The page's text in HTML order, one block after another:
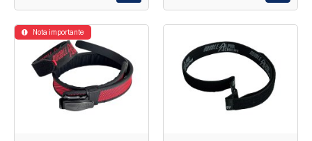
Nota importante